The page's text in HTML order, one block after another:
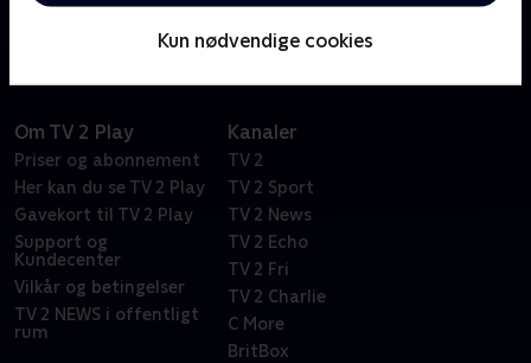
Kun nødvendige cookies
arbejdsplads på alle niveauer. Der er langt fra
bagagebåndet til kontroltårnet og fra
Om TV 2 Play
Priser og abonnement
Her kan du se TV 2 Play
Gavekort til TV 2 Play
Support og
Kundecenter
Vilkår og betingelser
TV 2 NEWS i offentligt
rum
Kanaler
TV 2
TV 2 Sport
TV 2 News
TV 2 Echo
TV 2 Fri
TV 2 Charlie
C More
BritBox